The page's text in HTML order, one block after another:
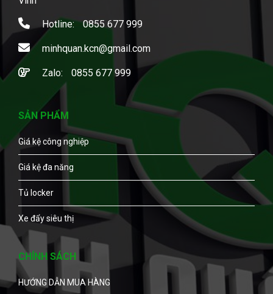
Hotline: 0855 677 999
minhquan.kcn@gmail.com
Zalo: 0855 677 999
SẢN PHẨM
Giá kệ công nghiệp
Giá kệ đa năng
Tủ locker
Xe đẩy siêu thị
CHÍNH SÁCH
HƯỚNG DẪN MUA HÀNG